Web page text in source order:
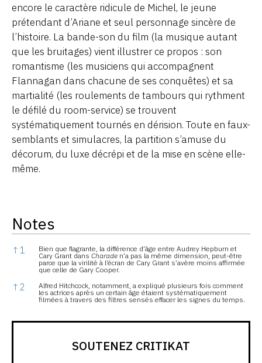
encore le caractère ridicule de Michel, le jeune
prétendant d’Ariane et seul personnage sincère de
l’histoire. La bande-son du film (la musique autant
que les bruitages) vient illustrer ce propos : son
romantisme (les musiciens qui accompagnent
Flannagan dans chacune de ses conquêtes) et sa
martialité (les roulements de tambours qui rythment
le défilé du room-service) se trouvent
systématiquement tournés en dérision. Toute en faux-
semblants et simulacres, la partition s’amuse du
décorum, du luxe décrépi et de la mise en scène elle-
même.
Notes
Notes
↑ 1
Bien que flagrante, la différence d’âge entre Audrey Hepburn et
Cary Grant dans Charade n’a pas la même dimension, peut-être
parce que la virilité à l’écran de Cary Grant s’avère moins affirmée
que celle de Gary Cooper.
↑ 2
Alfred Hitchcock, notamment, a expliqué plusieurs fois comment
les actrices après un certain âge étaient systématiquement
filmées à travers des filtres sensés effacer les signes du temps.
SOUTENEZ CRITIKAT